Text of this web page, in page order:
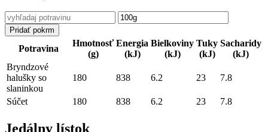
Potravina
Hmotnosť
(g)
Energia
(kJ)
Bielkoviny
(kJ)
Tuky
(kJ)
Sacharidy
(kJ)
Súčet 180 838 6.2 23 7.8
Bryndzové
halušky so
slaninkou
180 838 6.2 23 7.8
Jedálny lístok